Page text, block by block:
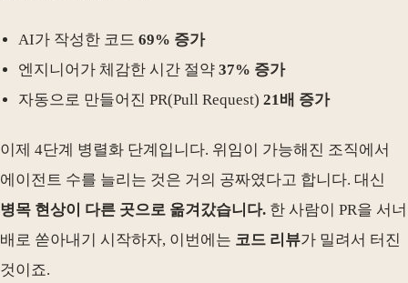
AI가 작성한 코드 69% 증가
엔지니어가 체감한 시간 절약 37% 증가
자동으로 만들어진 PR(Pull Request) 21배 증가
이제 4단계 병렬화 단계입니다. 위임이 가능해진 조직에서
에이전트 수를 늘리는 것은 거의 공짜였다고 합니다. 대신
병목 현상이 다른 곳으로 옮겨갔습니다. 한 사람이 PR을 서너
배로 쏟아내기 시작하자, 이번에는 코드 리뷰가 밀려서 터진
것이죠.